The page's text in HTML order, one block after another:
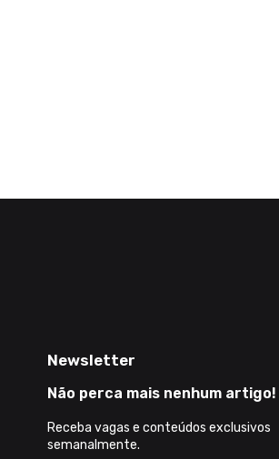
Newsletter
Não perca mais nenhum artigo!
Receba vagas e conteúdos exclusivos
semanalmente.